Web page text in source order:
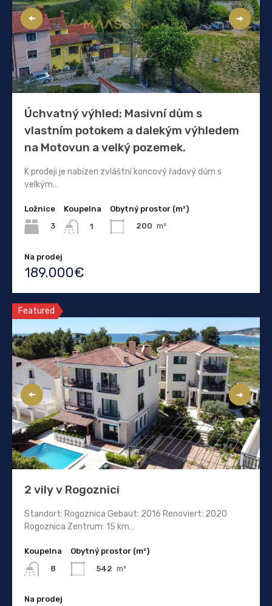
Úchvatný výhled: Masivní dům s
vlastním potokem a dalekým výhledem
na Motovun a velký pozemek.
K prodeji je nabízen zvláštní koncový řadový dům s
velkým…
Ložnice
3
Koupelna
1
Obytný prostor (m²)
200 m²
Na prodej
189.000€
Featured
2 vily v Rogoznici
Standort: Rogoznica Gebaut: 2016 Renoviert: 2020
Rogoznica Zentrum: 15 km…
Koupelna
8
Obytný prostor (m²)
542 m²
Na prodej